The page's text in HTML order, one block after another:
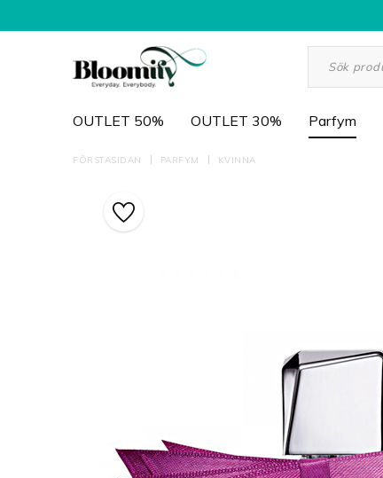
OUTLET 50% OUTLET 30% Parfym
FÖRSTASIDAN PARFYM KVINNA